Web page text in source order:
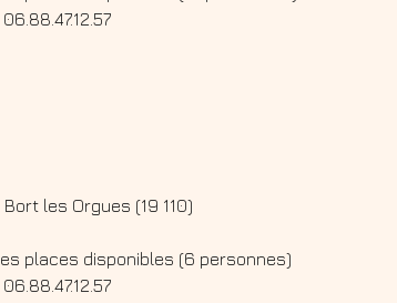
les Orgues (19 110)
places disponibles (6 personnes)